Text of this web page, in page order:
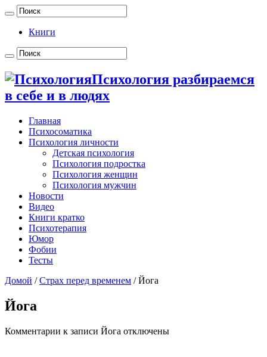
Книги
Психология разбираемся
в себе и в людях
Главная
Психосоматика
Психология личности
Детская психология
Психология подростка
Психология женщин
Психология мужчин
Новости
Видео
Книги кратко
Психотерапия
Юмор
Фобии
Тесты
Домой / Страх перед временем / Йога
Йога
Комментарии к записи Йога отключены